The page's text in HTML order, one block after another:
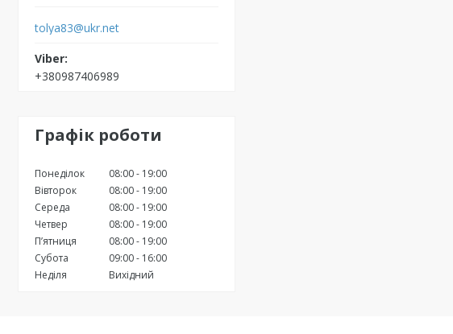
tolya83@ukr.net
+380987406989
Графік роботи
Понеділок 08:00
19:00
Вівторок
08:00
19:00
Середа
08:00
19:00
Четвер
08:00
19:00
Пʼятниця
08:00
19:00
Субота
09:00
16:00
Неділя
Вихідний